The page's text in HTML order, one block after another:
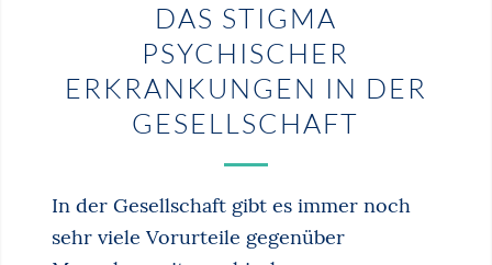
DAS STIGMA
PSYCHISCHER
ERKRANKUNGEN IN DER
GESELLSCHAFT
In der Gesellschaft gibt es immer noch
sehr viele Vorurteile gegenüber